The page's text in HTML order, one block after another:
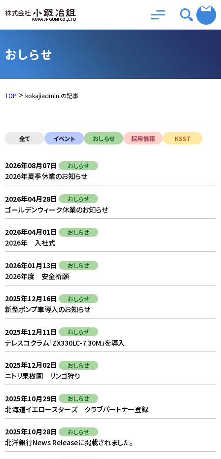
KOKAJI-GUMI CO.,LTD
おしらせ
TOP > kokajiadmin の記事
全て
2026年08月07日 おしらせ
2026年夏季休業のお知らせ
2026年04月28日 おしらせ
ゴールデンウィーク休業のお知らせ
2026年04月01日 おしらせ
2026年 入社式
2026年01月13日 おしらせ
2026年度 安全祈願
2025年12月16日 おしらせ
新型ポンプ車導入のお知らせ
2025年12月11日 おしらせ
テレスコクラム「ZX330LC-7 30M」を導入
2025年12月02日 おしらせ
ニトリ果樹園 リンゴ狩り
2025年10月29日 おしらせ
北海道イエロースターズ クラブパートナー登録
2025年10月28日 おしらせ
北洋銀行News Releaseに掲載されました。
イベント
2025年07月07日
KOKAJICUP～準決勝・決勝・閉会式
2025年04月28日
KOKAJICUP～5大会合同開会式
おしらせ
2026年08月07日
2026年夏季休業のお知らせ
2026年04月28日
ゴールデンウィーク休業のお知らせ
2026年04月01日
2026年01月13日
2026年度 安全祈願
2025年12月16日
新型ポンプ車導入のお知らせ
2025年12月11日
テレスコクラム「ZX330LC-7 30M」を導入
2025年12月02日
ニトリ果樹園 リンゴ狩り
2025年10月29日
北海道イエロースターズ クラブパートナー登録
2025年10月28日
北洋銀行News Releaseに掲載されました。
採用情報 KSST
2024年11月26日
全日本選抜スピードスケート競技会 苫小牧大会
2024年11月13日
全日本選抜スピードスケート競技会 帯広大会
2024年10月31日
2022年11月25日
【祝】小鍛冶組所属アスリート ウイリアムソン・レミ
【全日本選抜スピードスケート競技会 帯広大会】